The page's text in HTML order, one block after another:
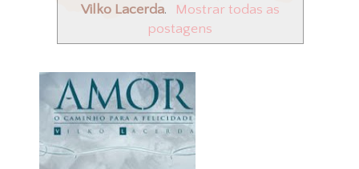
Vilko Lacerda.
Mostrar todas as
postagens